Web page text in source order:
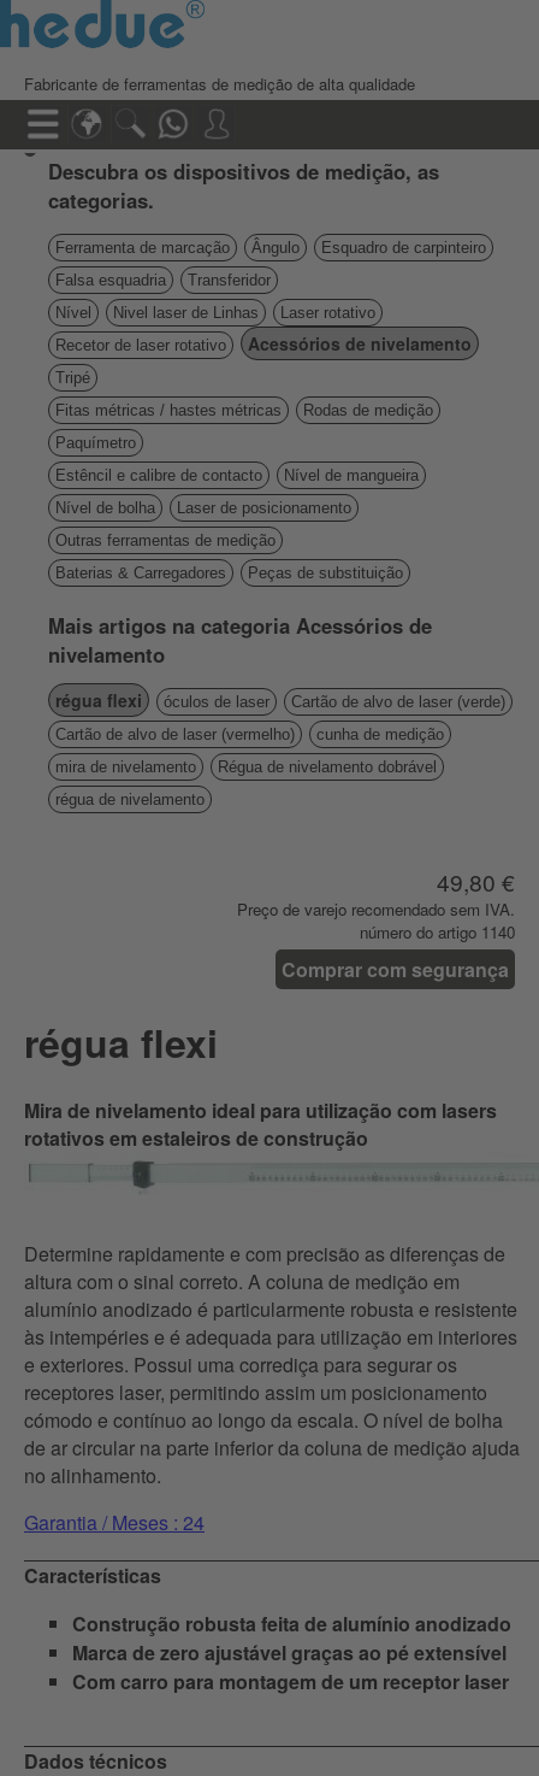
Fabricante de ferramentas de medição de alta qualidade
Descubra os dispositivos de medição, as
categorias.
Ferramenta de marcação Ângulo
Esquadro de carpinteiro
Falsa esquadria
Transferidor
Nível
Nivel laser de Linhas
Laser rotativo
Recetor de laser rotativo
Acessórios de nivelamento
Tripé
Fitas métricas / hastes métricas
Rodas de medição
Paquímetro
Estêncil e calibre de contacto
Nível de mangueira
Nível de bolha
Laser de posicionamento
Outras ferramentas de medição
Baterias & Carregadores
Peças de substituição
Mais artigos na categoria Acessórios de
nivelamento
régua flexi óculos de laser
Cartão de alvo de laser (verde)
Cartão de alvo de laser (vermelho)
cunha de medição
mira de nivelamento
Régua de nivelamento dobrável
régua de nivelamento
49,80 €
Preço de varejo recomendado sem IVA.
número do artigo 1140
Comprar com segurança
régua flexi
Mira de nivelamento ideal para utilização com lasers
rotativos em estaleiros de construção
Determine rapidamente e com precisão as diferenças de
altura com o sinal correto. A coluna de medição em
alumínio anodizado é particularmente robusta e resistente
às intempéries e é adequada para utilização em interiores
e exteriores. Possui uma corrediça para segurar os
receptores laser, permitindo assim um posicionamento
cómodo e contínuo ao longo da escala. O nível de bolha
de ar circular na parte inferior da coluna de medição ajuda
no alinhamento.
Garantia / Meses : 24
Características
Construção robusta feita de alumínio anodizado
Marca de zero ajustável graças ao pé extensível
Com carro para montagem de um receptor laser
Dados técnicos